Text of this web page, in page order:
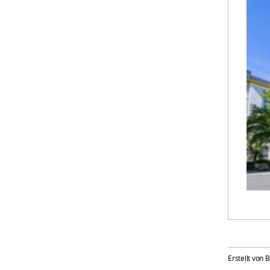
Erstellt von